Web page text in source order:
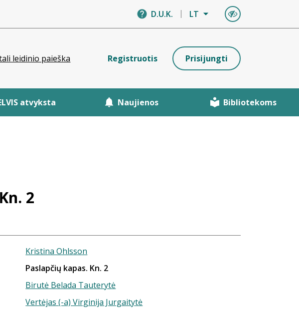
D.U.K. LT
leidinio paieška Registruotis Prisijungti
atvyksta Naujienos Bibliotekoms
2
Kristina Ohlsson
Paslapčių kapas. Kn. 2
Birutė Belada Tauterytė
Vertėjas (-a) Virginija Jurgaitytė